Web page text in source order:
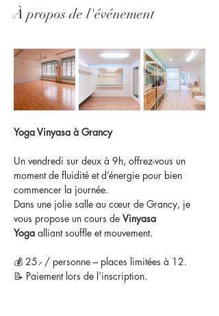
À propos de l'événement
Yoga Vinyasa à Grancy
Un vendredi sur deux à 9h, offrez-vous un
moment de fluidité et d’énergie pour bien
commencer la journée.
Dans une jolie salle au cœur de Grancy, je
vous propose un cours de Vinyasa
Yoga alliant souffle et mouvement.
💰 25.- / personne – places limitées à 12.
📝 Paiement lors de l’inscription.